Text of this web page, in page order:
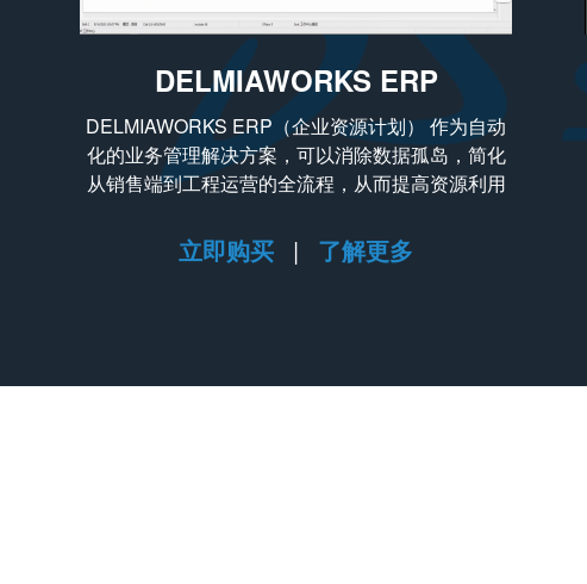
DELMIAWORKS ERP
DELMIAWORKS ERP（企业资源计划） 作为自动
化的业务管理解决方案，可以消除数据孤岛，简化
从销售端到工程运营的全流程，从而提高资源利用
立即购买 | 了解更多